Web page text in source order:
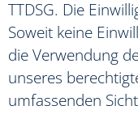
TTDSG. Die
Soweit keine
die Verwendung
unseres
umfassenden